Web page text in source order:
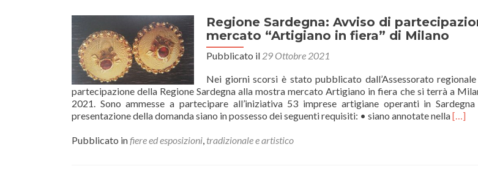
Regione Sardegna: Avviso di
mercato “Artigiano in fiera” di Milano
Pubblicato il 29 Ottobre 2021
Nei giorni scorsi è stato pubblicato dall’Assessorato
partecipazione della Regione Sardegna alla mostra mercato Artigiano in fiera che si terrà a
2021. Sono ammesse a partecipare all’iniziativa 53 imprese artigiane operanti in
presentazione della domanda siano in possesso dei seguenti requisiti: • siano annotate nellaLeggi
[…]
Pubblicato infiere ed esposizioni, tradizionale e artistico